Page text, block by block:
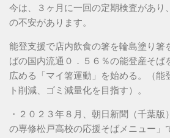
今は、３ヶ月に一回の定期検査があり
の不安があります。
能登支援で店内飲食の箸を輪島塗り箸
ばの国内流通０．５６％の能登産そば
広める「マイ箸運動」を始める。（能
ト削減、ゴミ減量化を目指す）。
・２０２３年８月、朝日新聞（千葉
の専修松戸高校の応援そばメニュー」